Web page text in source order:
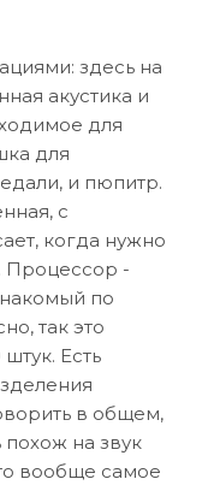
здесь на
акустика и
для
для
и пюпитр.
с
когда нужно
Процессор -
по
так это
Есть
в общем,
похож на звук
вообще самое